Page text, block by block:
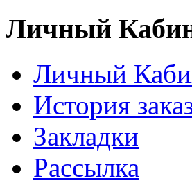
Личный
Личный
История
Закладки
Рассылка